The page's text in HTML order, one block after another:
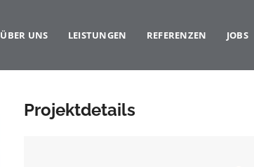
ÜBER UNS LEISTUNGEN REFERENZEN JOBS
Projektdetails